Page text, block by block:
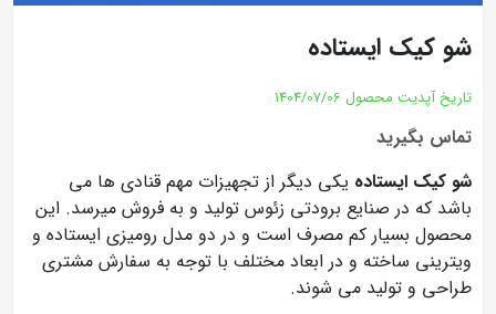
شو کیک ایستاده
تاریخ آپدیت محصول 1404/07/06
تماس بگیرید
شو کیک ایستاده یکی دیگر از تجهیزات مهم قنادی ها می
باشد که در صنایع برودتی زئوس تولید و به فروش میرسد. این
محصول بسیار کم مصرف است و در دو مدل رومیزی ایستاده و
ویترینی ساخته و در ابعاد مختلف با توجه به سفارش مشتری
طراحی و تولید می شوند.